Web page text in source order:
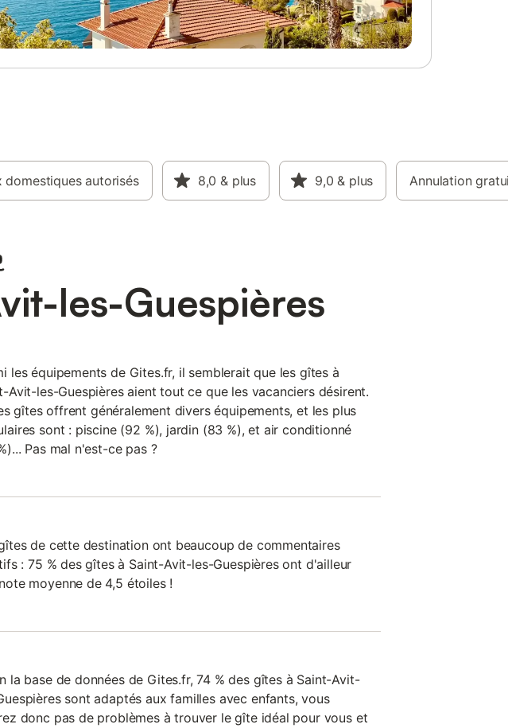
domestiques autorisés 8,0 & plus 9,0 & plus Annulation
les-Guespières
les équipements de Gites.fr, il semblerait que les gîtes à
Avit-les-Guespières aient tout ce que les vacanciers désirent.
gîtes offrent généralement divers équipements, et les plus
sont : piscine (92 %), jardin (83 %), et air conditionné
Pas mal n'est-ce pas ?
de cette destination ont beaucoup de commentaires
: 75 % des gîtes à Saint-Avit-les-Guespières ont d'ailleur
moyenne de 4,5 étoiles !
la base de données de Gites.fr, 74 % des gîtes à Saint-Avit-
sont adaptés aux familles avec enfants, vous
donc pas de problèmes à trouver le gîte idéal pour vous et